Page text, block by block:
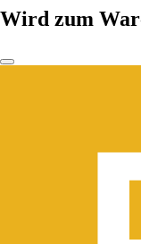
Wird zum